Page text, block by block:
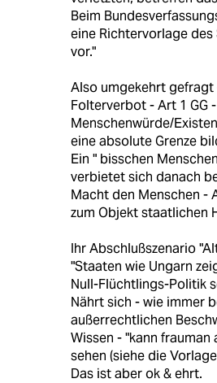
Beim
eine Richtervorlage
vor."
Also umgekehrt
Folterverbot - Art 1 GG -
Menschenwürde/
eine absolute Grenze
Ein " bisschen
verbietet sich danach
Macht den Menschen -
zum Objekt staatlichen
Ihr Abschlußszenario
"Staaten wie Ungarn
Null-Flüchtlings-Politik
Nährt sich - wie immer
außerrechtlichen
Wissen - "kann frauman
sehen (siehe die
Das ist aber ok & ehrt.